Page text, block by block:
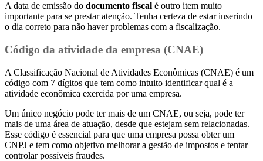
A data de emissão do documento fiscal é outro item muito
importante para se prestar atenção. Tenha certeza de estar inserindo
o dia correto para não haver problemas com a fiscalização.
Código da atividade da empresa (CNAE)
A Classificação Nacional de Atividades Econômicas (CNAE) é um
código com 7 dígitos que tem como intuito identificar qual é a
atividade econômica exercida por uma empresa.
Um único negócio pode ter mais de um CNAE, ou seja, pode ter
mais de uma área de atuação, desde que estejam sem relacionadas.
Esse código é essencial para que uma empresa possa obter um
CNPJ e tem como objetivo melhorar a gestão de impostos e tentar
controlar possíveis fraudes.